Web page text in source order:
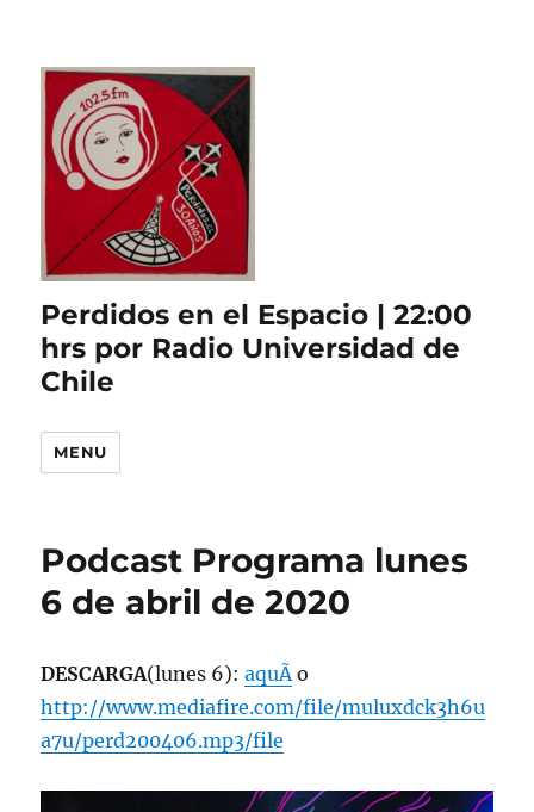
Perdidos en el Espacio | 22:00
hrs por Radio Universidad de
Chile
MENU
Podcast Programa lunes
6 de abril de 2020
DESCARGA(lunes 6):aquÃ­o
http://www.mediafire.com/file/muluxdck3h6u
a7u/perd200406.mp3/file